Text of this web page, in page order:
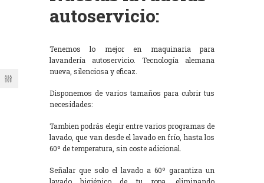
autoservicio:
Tenemos lo mejor en maquinaria para
lavandería autoservicio. Tecnología alemana
nueva, silenciosa y eficaz.
Disponemos de varios tamaños para cubrir tus
necesidades:
Tambien podrás elegir entre varios programas de
lavado, que van desde el lavado en frío, hasta los
60º de temperatura, sin coste adicional.
Señalar que solo el lavado a 60º garantiza un
lavado higiénico de tu ropa, eliminando